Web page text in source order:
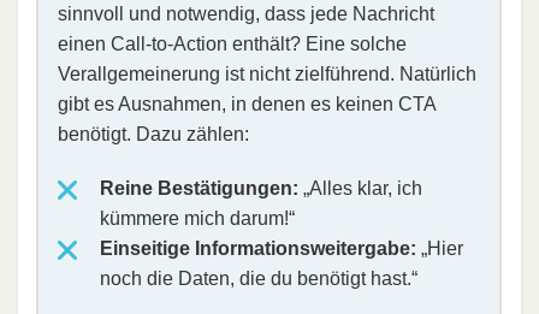
sinnvoll und notwendig, dass jede Nachricht
einen Call-to-Action enthält? Eine solche
Verallgemeinerung ist nicht zielführend. Natürlich
gibt es Ausnahmen, in denen es keinen CTA
benötigt. Dazu zählen:
Reine Bestätigungen: „Alles klar, ich
kümmere mich darum!“
Einseitige Informationsweitergabe: „Hier
noch die Daten, die du benötigt hast.“